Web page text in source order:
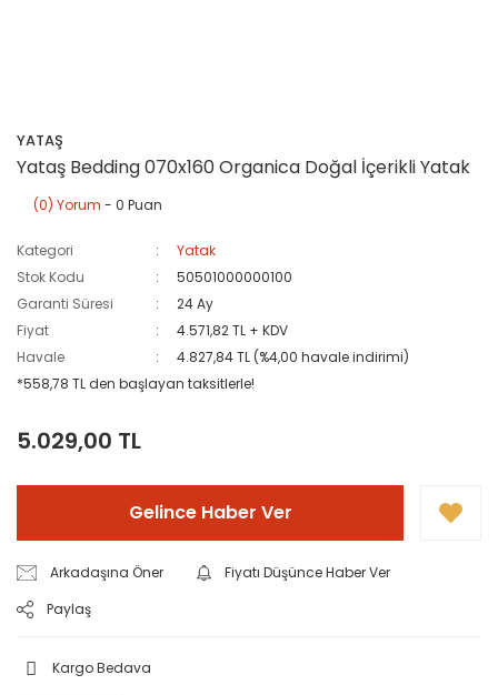
YATAŞ
Yataş Bedding 070x160 Organica Doğal İçerikli Yatak
(0) Yorum - 0 Puan
Kategori
Yatak
Stok Kodu
50501000000100
Garanti Süresi
24 Ay
Fiyat
4.571,82 TL + KDV
Havale
4.827,84 TL (%4,00 havale indirimi)
*558,78 TL den başlayan taksitlerle!
5.029,00 TL
Gelince Haber Ver
Arkadaşına Öner
Fiyatı Düşünce Haber Ver
Paylaş
Kargo Bedava